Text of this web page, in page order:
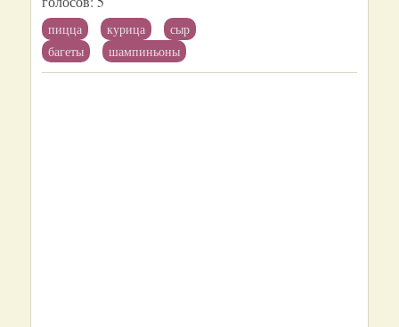
пицца курица
сыр
багеты
шампиньоны